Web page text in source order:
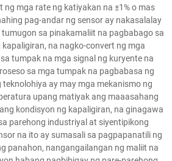
ng mga rate ng katiyakan na ±1% o mas
pag-andar ng sensor ay nakasalalay
sa pinakamaliit na pagbabago sa
na nagko-convert ng mga
tumpak na mga signal ng kuryente na
sa mga tumpak na pagbabasa ng
ay may mga mekanismo ng
upang matiyak ang maaasahang
kondisyon ng kapaligiran, na ginagawa
parehong industriyal at siyentipikong
na ito ay sumasali sa pagpapanatili ng
panahon, nangangailangan ng maliit na